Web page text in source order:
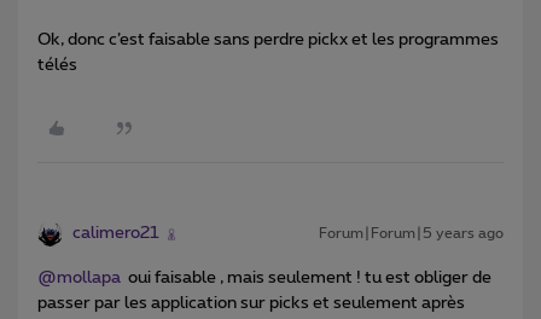
Ok, donc c’est faisable sans perdre pickx et les programmes
télés
calimero21 Forum|Forum|5 years ago
@mollapa oui faisable , mais seulement ! tu est obliger de
passer par les application sur picks et seulement après